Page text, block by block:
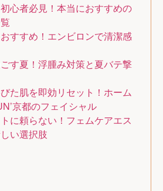
心者必見！本当におすすめの
すすめ！エンビロンで清潔感
す夏！浮腫み対策と夏バテ撃
た肌を即効リセット！ホーム
京都のフェイシャル
に頼らない！フェムケアエス
い選択肢